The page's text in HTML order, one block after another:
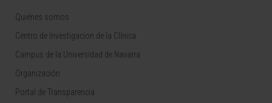
Quiénes somos
Centro de Investigacion de la Clínica
Campus de la Universidad de Navarra
Organización
Portal de Transparencia